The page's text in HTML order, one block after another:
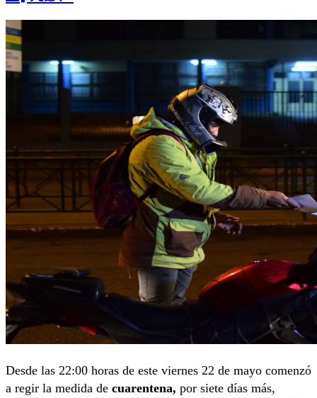
Desde las 22:00 horas de este viernes 22 de mayo comenzó
a regir la medida de cuarentena, por siete días más,